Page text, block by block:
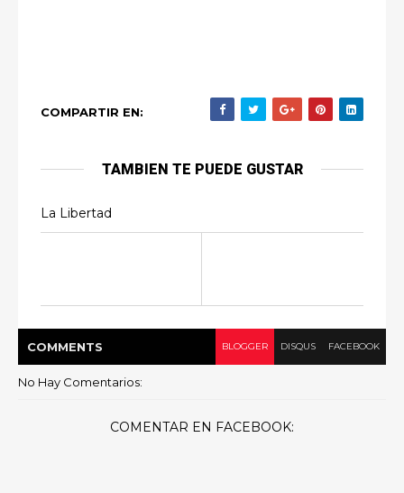
COMPARTIR EN:
TAMBIEN TE PUEDE GUSTAR
La Libertad
COMMENTS BLOGGER DISQUS FACEBOOK
No Hay Comentarios:
COMENTAR EN FACEBOOK: